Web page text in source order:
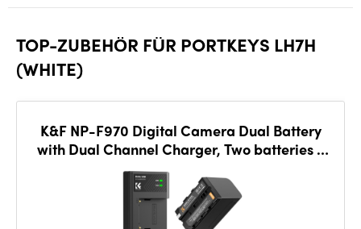
TOP-ZUBEHÖR FÜR PORTKEYS LH7H
(WHITE)
K&F NP-F970 Digital Camera Dual Battery
with Dual Channel Charger, Two batteries +
charger + Type C